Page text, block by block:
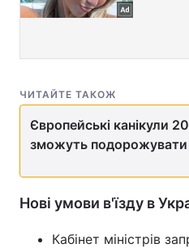
ЧИТАЙТЕ ТАКОЖ
Європейські канікули
зможуть подорожувати
Нові умови в'їзду в
Кабінет міністрів